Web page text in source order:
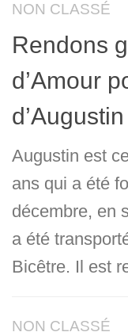
NON CLASSÉ
Rendons
d’Amour
d’Augustin
Augustin est
ans qui a été
décembre, en
a été
Bicêtre. Il est
NON CLASSÉ